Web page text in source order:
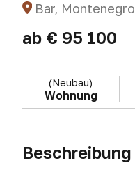
Bar, Montenegro
ab € 95 100
(Neubau)
Wohnung
Beschreibung